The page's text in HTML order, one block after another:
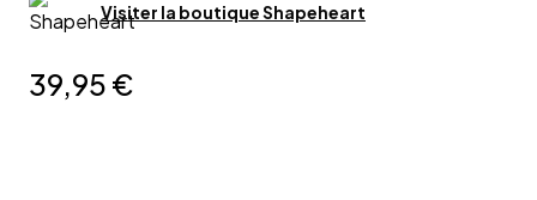
Visiter la boutiqueShapeheart
39,95 €